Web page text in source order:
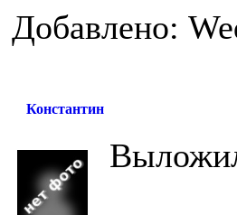
Добавлено:
Константин